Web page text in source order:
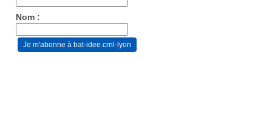
Nom :